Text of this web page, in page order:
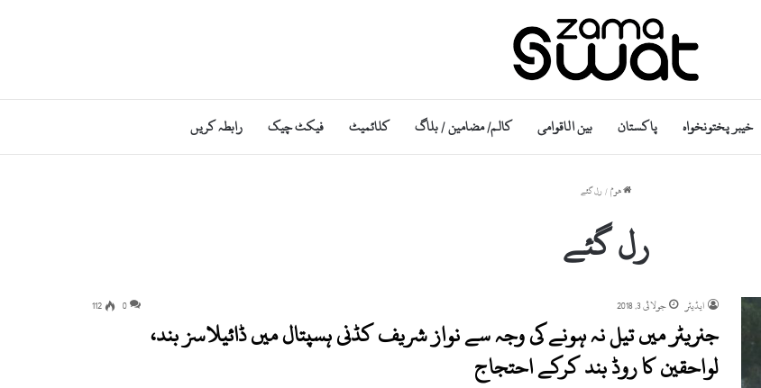
خیبر پختونخواہ پاکستان بین الاقوامی کالم/ مضامین / بلاگ کلائمیٹ فیکٹ چیک رابطہ کریں
ھوم/رل گئے
رل گئے
ایڈیٹر جولائی 3, 2018 0
112
جنریٹر میں تیل نہ ہونے کی وجہ سے نواز شریف کڈنی ہسپتال میں ڈائیلاسز بند،
لواحقین کا روڈ بند کرکے احتجاج